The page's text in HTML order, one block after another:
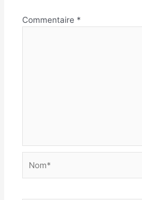
Commentaire *